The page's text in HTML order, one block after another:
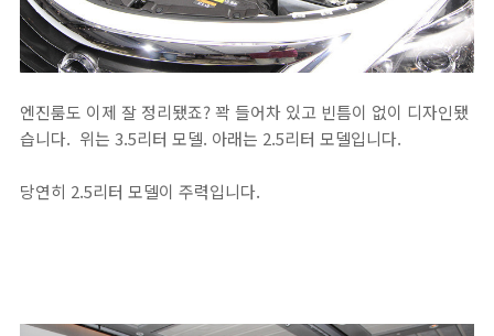
엔진룸도 이제 잘 정리됐죠? 꽉 들어차 있고 빈틈이 없이 디자인됐
습니다. 위는 3.5리터 모델. 아래는 2.5리터 모델입니다.
당연히 2.5리터 모델이 주력입니다.